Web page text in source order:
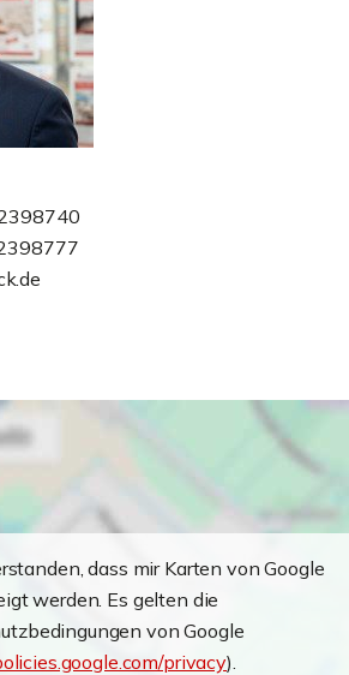
dass mir Karten von Google
werden. Es gelten die
von Google
privacy).